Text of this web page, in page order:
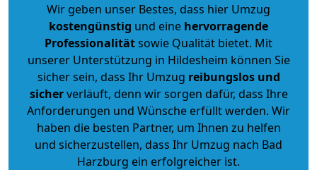
Wir geben unser Bestes, dass hier Umzug
kostengünstig und eine hervorragende
Professionalitätsowie Qualität bietet. Mit
unserer Unterstützung in Hildesheim können Sie
sicher sein, dass Ihr Umzug reibungslos und
sicherverläuft, denn wir sorgen dafür, dass Ihre
Anforderungen und Wünsche erfüllt werden. Wir
haben die besten Partner, um Ihnen zu helfen
und sicherzustellen, dass Ihr Umzug nach Bad
Harzburg ein erfolgreicher ist.